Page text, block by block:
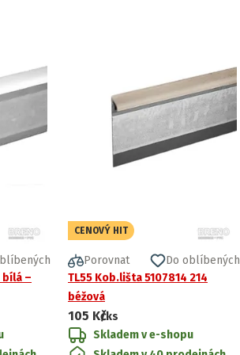
bílá –
CENOVÝ HIT
Porovnat
Do oblíbených
TL55 Kob.lišta 5107814 214
béžová
105 Kč/ks
Skladem v e-shopu